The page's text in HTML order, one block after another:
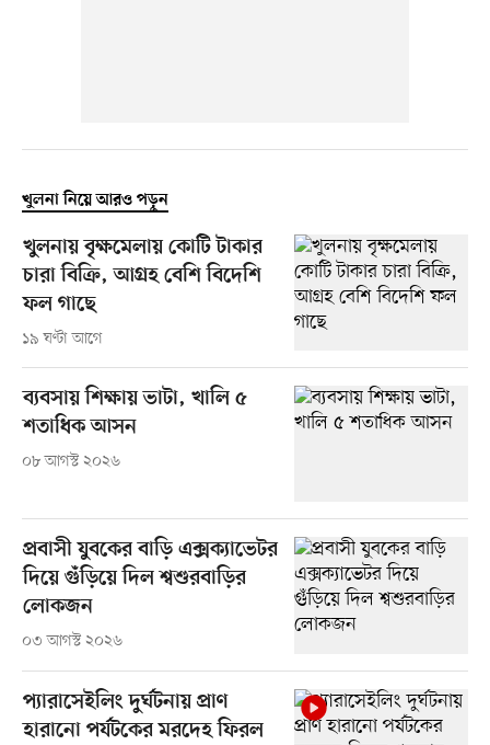
খুলনা নিয়ে আরও পড়ুন
খুলনায় বৃক্ষমেলায় কোটি টাকার
চারা বিক্রি, আগ্রহ বেশি বিদেশি
ফল গাছে
১৯ ঘণ্টা আগে
ব্যবসায় শিক্ষায় ভাটা, খালি ৫
শতাধিক আসন
০৮ আগস্ট ২০২৬
প্রবাসী যুবকের বাড়ি এক্সক্যাভেটর
দিয়ে গুঁড়িয়ে দিল শ্বশুরবাড়ির
লোকজন
০৩ আগস্ট ২০২৬
প্যারাসেইলিং দুর্ঘটনায় প্রাণ
হারানো পর্যটকের মরদেহ ফিরল